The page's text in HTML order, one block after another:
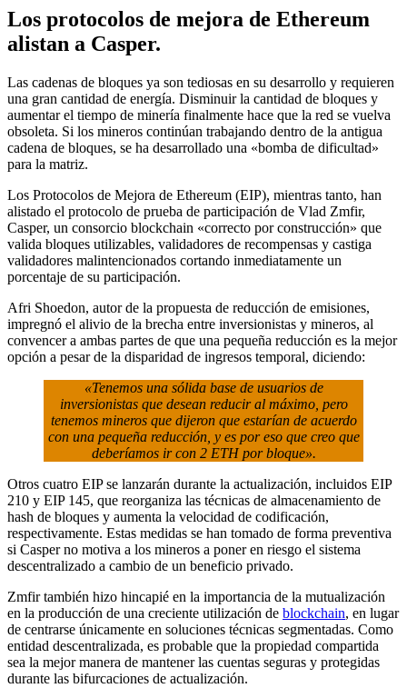
Los protocolos de mejora de Ethereum
alistan a Casper.
Las cadenas de bloques ya son tediosas en su desarrollo y requieren
una gran cantidad de energía. Disminuir la cantidad de bloques y
aumentar el tiempo de minería finalmente hace que la red se vuelva
obsoleta. Si los mineros continúan trabajando dentro de la antigua
cadena de bloques, se ha desarrollado una «bomba de dificultad»
para la matriz.
Los Protocolos de Mejora de Ethereum (EIP), mientras tanto, han
alistado el protocolo de prueba de participación de Vlad Zmfir,
Casper, un consorcio blockchain «correcto por construcción» que
valida bloques utilizables, validadores de recompensas y castiga
validadores malintencionados cortando inmediatamente un
porcentaje de su participación.
Afri Shoedon, autor de la propuesta de reducción de emisiones,
impregnó el alivio de la brecha entre inversionistas y mineros, al
convencer a ambas partes de que una pequeña reducción es la mejor
opción a pesar de la disparidad de ingresos temporal, diciendo:
«Tenemos una sólida base de usuarios de
inversionistas que desean reducir al máximo, pero
tenemos mineros que dijeron que estarían de acuerdo
con una pequeña reducción, y es por eso que creo que
deberíamos ir con 2 ETH por bloque».
Otros cuatro EIP se lanzarán durante la actualización, incluidos EIP
210 y EIP 145, que reorganiza las técnicas de almacenamiento de
hash de bloques y aumenta la velocidad de codificación,
respectivamente. Estas medidas se han tomado de forma preventiva
si Casper no motiva a los mineros a poner en riesgo el sistema
descentralizado a cambio de un beneficio privado.
Zmfir también hizo hincapié en la importancia de la mutualización
en la producción de una creciente utilización de blockchain, en lugar
de centrarse únicamente en soluciones técnicas segmentadas. Como
entidad descentralizada, es probable que la propiedad compartida
sea la mejor manera de mantener las cuentas seguras y protegidas
durante las bifurcaciones de actualización.